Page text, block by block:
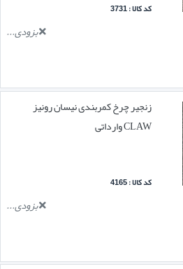
کد کالا : 3731
بزودی...
زنجیر چرخ کمربندی نیسان رونیز
CLAW وارداتی
کد کالا : 4165
بزودی...